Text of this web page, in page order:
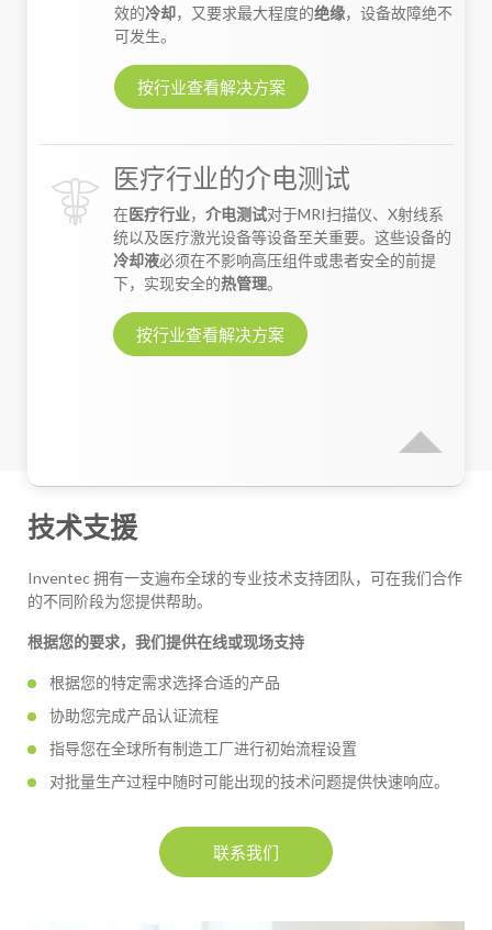
效的冷却，又要求最大程度的绝缘，设备故障绝不
可发生。
按行业查看解决方案
医疗行业的介电测试
在医疗行业， 介电测试对于MRI扫描仪、X射线系
统以及医疗激光设备等设备至关重要。这些设备的
冷却液必须在不影响高压组件或患者安全的前提
下，实现安全的热管理。
按行业查看解决方案
技术支援
Inventec 拥有一支遍布全球的专业技术支持团队，可在我们合作
的不同阶段为您提供帮助。
根据您的要求，我们提供在线或现场支持
根据您的特定需求选择合适的产品
协助您完成产品认证流程
指导您在全球所有制造工厂进行初始流程设置
对批量生产过程中随时可能出现的技术问题提供快速响应。
联系我们